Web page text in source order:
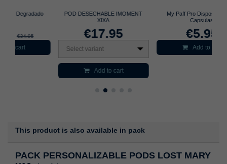
POD DESECHABLE IMOMENT
€17.95
Add to cart
My Paff Pro Dispositivo para
Add to cart
This product is also available in pack
PACK PERSONALIZABLE PODS LOST MARY